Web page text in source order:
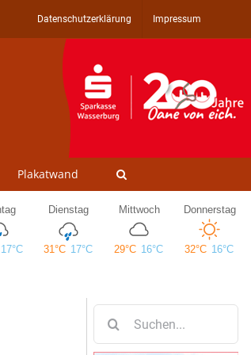
Datenschutzerklärung Impressum
Plakatwand
nach: